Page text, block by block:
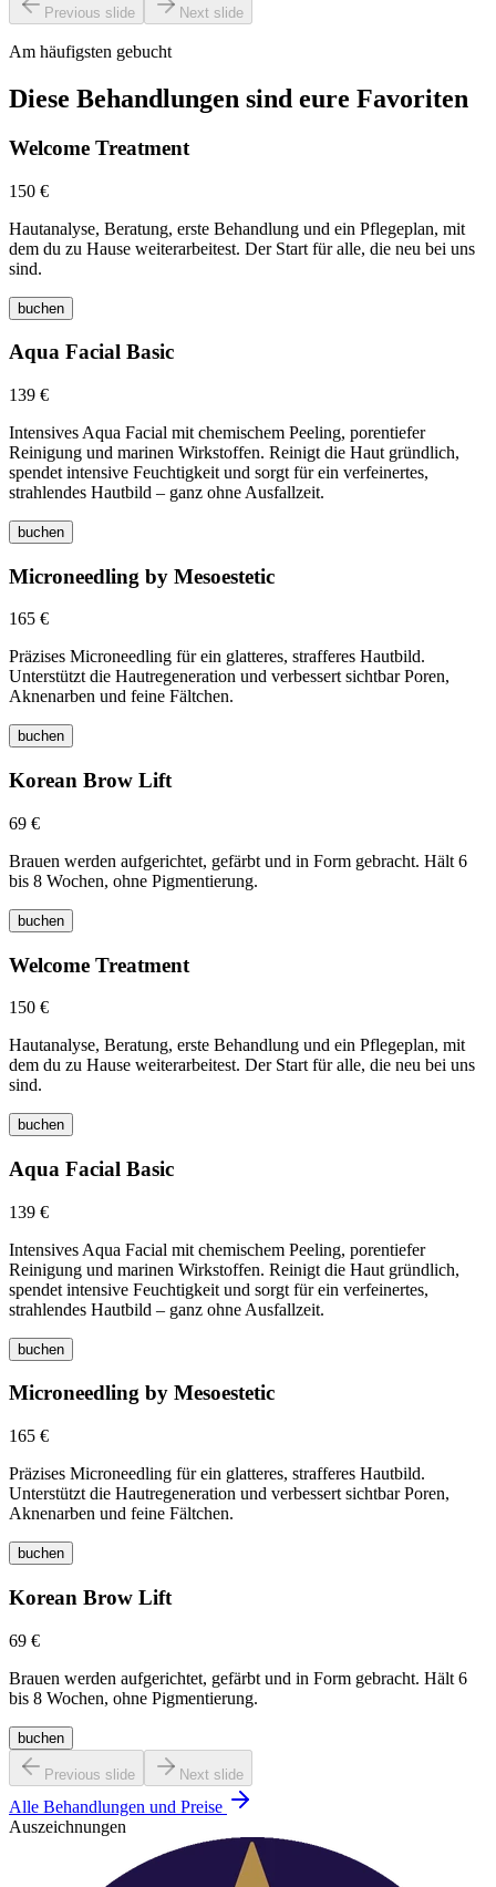
Previous slide Next slide
Am häufigsten gebucht
Diese Behandlungen sind eure Favoriten
Welcome Treatment
150 €
Hautanalyse, Beratung, erste Behandlung und ein Pflegeplan, mit
dem du zu Hause weiterarbeitest. Der Start für alle, die neu bei uns
sind.
buchen
Aqua Facial Basic
139 €
Intensives Aqua Facial mit chemischem Peeling, porentiefer
Reinigung und marinen Wirkstoffen. Reinigt die Haut gründlich,
spendet intensive Feuchtigkeit und sorgt für ein verfeinertes,
strahlendes Hautbild – ganz ohne Ausfallzeit.
buchen
Microneedling by Mesoestetic
165 €
Präzises Microneedling für ein glatteres, strafferes Hautbild.
Unterstützt die Hautregeneration und verbessert sichtbar Poren,
Aknenarben und feine Fältchen.
buchen
Korean Brow Lift
69 €
Brauen werden aufgerichtet, gefärbt und in Form gebracht. Hält 6
bis 8 Wochen, ohne Pigmentierung.
buchen
Welcome Treatment
150 €
Hautanalyse, Beratung, erste Behandlung und ein Pflegeplan, mit
dem du zu Hause weiterarbeitest. Der Start für alle, die neu bei uns
sind.
buchen
Aqua Facial Basic
139 €
Intensives Aqua Facial mit chemischem Peeling, porentiefer
Reinigung und marinen Wirkstoffen. Reinigt die Haut gründlich,
spendet intensive Feuchtigkeit und sorgt für ein verfeinertes,
strahlendes Hautbild – ganz ohne Ausfallzeit.
buchen
Microneedling by Mesoestetic
165 €
Präzises Microneedling für ein glatteres, strafferes Hautbild.
Unterstützt die Hautregeneration und verbessert sichtbar Poren,
Aknenarben und feine Fältchen.
buchen
Korean Brow Lift
69 €
Brauen werden aufgerichtet, gefärbt und in Form gebracht. Hält 6
bis 8 Wochen, ohne Pigmentierung.
buchen
Previous slide Next slide
Alle Behandlungen und Preise
Auszeichnungen